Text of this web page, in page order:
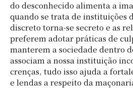
do desconhecido alimenta a
quando se trata de instituições
discreto torna-se secreto e as
preferem adotar práticas de
manterem a sociedade dentro
associam a nossa instituição
crenças, tudo isso ajuda a
e lendas a respeito da